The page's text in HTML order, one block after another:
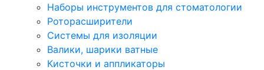
Наборы инструментов для стоматологии
Роторасширители
Системы для изоляции
Валики, шарики ватные
Кисточки и аппликаторы